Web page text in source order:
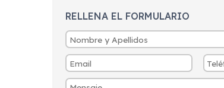
RELLENA EL FORMULARIO